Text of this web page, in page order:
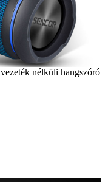
nélküli hangszóró